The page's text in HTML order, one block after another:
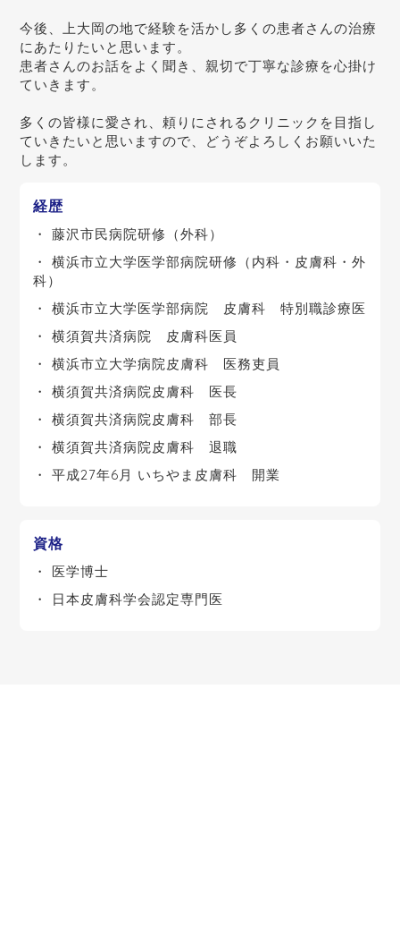
今後、上大岡の地で経験を活かし多くの患者さんの治療
にあたりたいと思います。
患者さんのお話をよく聞き、親切で丁寧な診療を心掛け
ていきます。
多くの皆様に愛され、頼りにされるクリニックを目指し
ていきたいと思いますので、どうぞよろしくお願いいた
します。
経歴
藤沢市民病院研修（外科）
横浜市立大学医学部病院研修（内科・皮膚科・外
科）
横浜市立大学医学部病院 皮膚科 特別職診療医
横須賀共済病院 皮膚科医員
横浜市立大学病院皮膚科 医務吏員
横須賀共済病院皮膚科 医長
横須賀共済病院皮膚科 部長
横須賀共済病院皮膚科 退職
平成27年6月 いちやま皮膚科 開業
資格
医学博士
日本皮膚科学会認定専門医